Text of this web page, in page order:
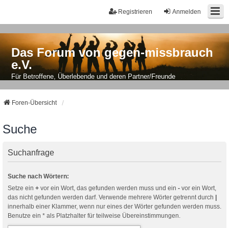
Anmelden
Registrieren
Das Forum von gegen-missbrauch
e.V.
Für Betroffene, Überlebende und deren Partner/Freunde
Foren-Übersicht
Suche
Suchanfrage
Suche nach Wörtern:
Setze ein + vor ein Wort, das gefunden werden muss und ein - vor ein Wort,
das nicht gefunden werden darf. Verwende mehrere Wörter getrennt durch |
innerhalb einer Klammer, wenn nur eines der Wörter gefunden werden muss.
Benutze ein * als Platzhalter für teilweise Übereinstimmungen.